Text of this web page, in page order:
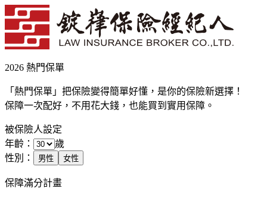
2026 熱門保單
「熱門保單」把保險變得簡單好懂，是你的保險新選擇！
保障一次配好，不用花大錢，也能買到實用保障。
被保險人設定
年齡：
歲
性別：
男性 女性
保障滿分計畫